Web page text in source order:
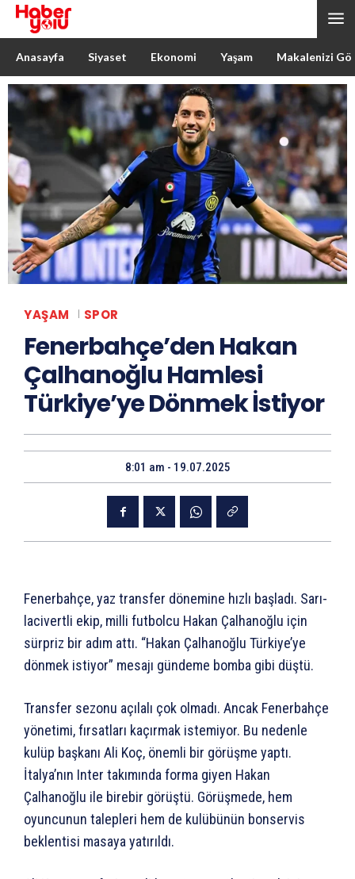
Anasayfa Siyaset Ekonomi Yaşam Makalenizi
YAŞAM SPOR
Fenerbahçe’den Hakan
Çalhanoğlu Hamlesi
Türkiye’ye Dönmek İstiyor
8:01 am - 19.07.2025
Fenerbahçe, yaz transfer dönemine hızlı başladı. Sarı-
lacivertli ekip, milli futbolcu Hakan Çalhanoğlu için
sürpriz bir adım attı. “Hakan Çalhanoğlu Türkiye’ye
dönmek istiyor” mesajı gündeme bomba gibi düştü.
Transfer sezonu açılalı çok olmadı. Ancak Fenerbahçe
yönetimi, fırsatları kaçırmak istemiyor. Bu nedenle
kulüp başkanı Ali Koç, önemli bir görüşme yaptı.
İtalya’nın Inter takımında forma giyen Hakan
Çalhanoğlu ile birebir görüştü. Görüşmede, hem
oyuncunun talepleri hem de kulübünün bonservis
beklentisi masaya yatırıldı.